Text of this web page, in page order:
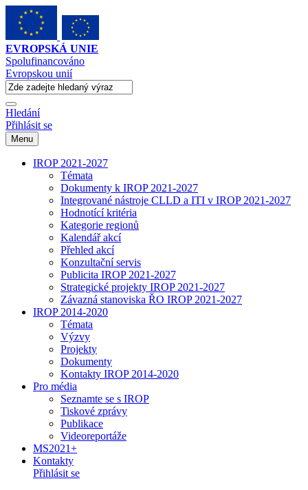
EVROPSKÁ UNIE
Spolufinancováno
Evropskou unií
Hledání
Přihlásit se
Menu
IROP 2021-2027
Témata
Dokumenty k IROP 2021-2027
Integrované nástroje CLLD a ITI v IROP 2021-2027
Hodnotící kritéria
Kategorie regionů
Kalendář akcí
Přehled akcí
Konzultační servis
Publicita IROP 2021-2027
Strategické projekty IROP 2021-2027
Závazná stanoviska ŘO IROP 2021-2027
IROP 2014-2020
Témata
Výzvy
Projekty
Dokumenty
Kontakty IROP 2014-2020
Pro média
Seznamte se s IROP
Tiskové zprávy
Publikace
Videoreportáže
MS2021+
Kontakty
Přihlásit se